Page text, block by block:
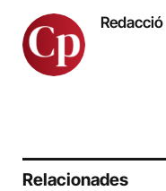
Redacció
Relacionades